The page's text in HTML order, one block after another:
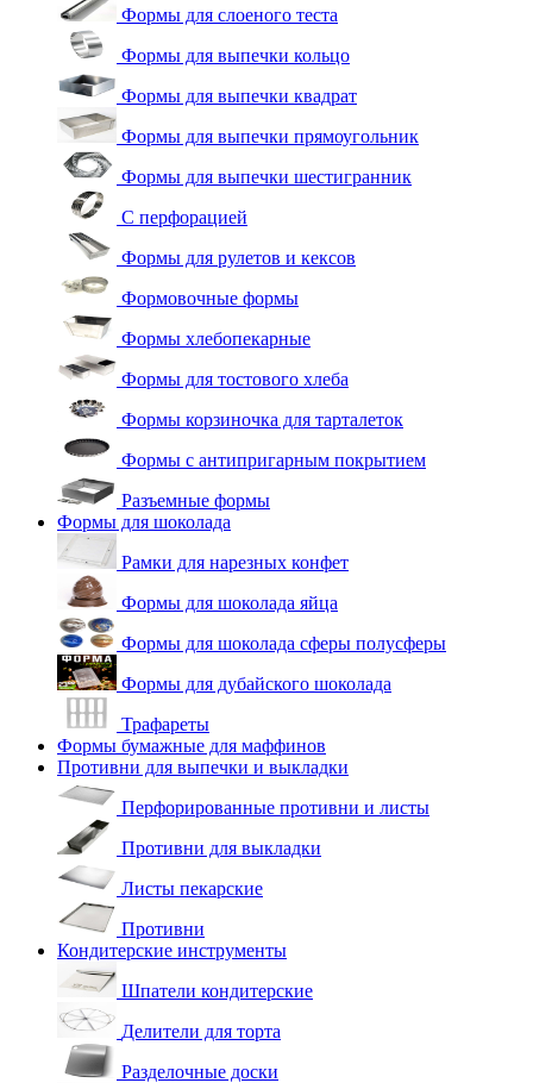
Формы для слоеного теста
Формы для выпечки кольцо
Формы для выпечки квадрат
Формы для выпечки прямоугольник
Формы для выпечки шестигранник
С перфорацией
Формы для рулетов и кексов
Формовочные формы
Формы хлебопекарные
Формы для тостового хлеба
Формы корзиночка для тарталеток
Формы с антипригарным покрытием
Разъемные формы
Формы для шоколада
Рамки для нарезных конфет
Формы для шоколада яйца
Формы для шоколада сферы полусферы
Формы для дубайского шоколада
Трафареты
Формы бумажные для маффинов
Противни для выпечки и выкладки
Перфорированные противни и листы
Противни для выкладки
Листы пекарские
Противни
Кондитерские инструменты
Шпатели кондитерские
Делители для торта
Разделочные доски